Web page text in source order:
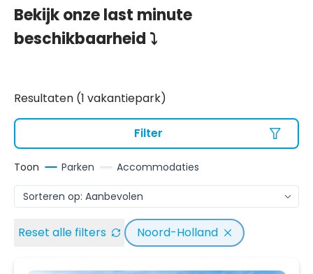
Bekijk onze last minute
beschikbaarheid ⤵️
Resultaten (1 vakantiepark)
Filter
Toon Parken Accommodaties
Reset alle filters Noord-Holland